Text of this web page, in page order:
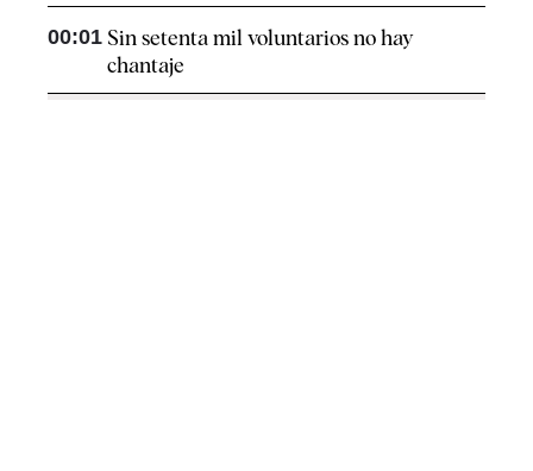
00:01 Sin setenta mil voluntarios no hay
chantaje